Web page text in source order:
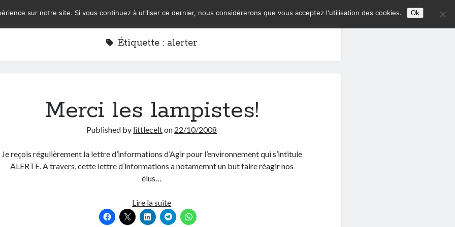
Étiquette : alerter
Merci les lampistes!
Published by littlecelton 22/10/2008
Je reçois régulièrement la lettre d’informations d’Agir pour l’environnement qui s’intitule
ALERTE. A travers, cette lettre d’informations a notamemnt un but faire réagir nos
élus…
Lire la suiteMerci
les
sur notre site. Si vous continuez à utiliser ce dernier, nous considérerons que vous acceptez l'utilisation des cookies. Ok